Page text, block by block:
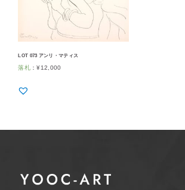
LOT 073 アンリ・マティス
落札 ：¥12,000